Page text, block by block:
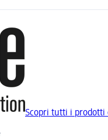
Scopri tutti i prodotti